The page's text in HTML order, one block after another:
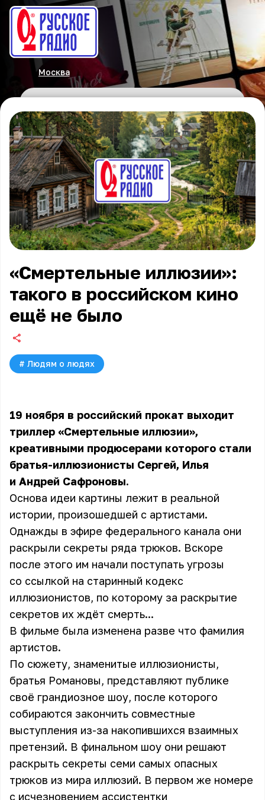
Москва
«Смертельные иллюзии»:
такого в российском кино
ещё не было
# Людям о людях
19 ноября в российский прокат выходит
триллер «Смертельные иллюзии»,
креативными продюсерами которого стали
братья-иллюзионисты Сергей, Илья
и Андрей Сафроновы.
Основа идеи картины лежит в реальной
истории, произошедшей с артистами.
Однажды в эфире федерального канала они
раскрыли секреты ряда трюков. Вскоре
после этого им начали поступать угрозы
со ссылкой на старинный кодекс
иллюзионистов, по которому за раскрытие
секретов их ждёт смерть...
В фильме была изменена разве что фамилия
артистов.
По сюжету, знаменитые иллюзионисты,
братья Романовы, представляют публике
своё грандиозное шоу, после которого
собираются закончить совместные
выступления из-за накопившихся взаимных
претензий. В финальном шоу они решают
раскрыть секреты семи самых опасных
трюков из мира иллюзий. В первом же номере
с исчезновением ассистентки